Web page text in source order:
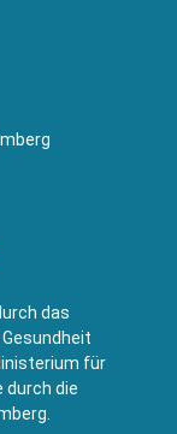
das
für
durch die